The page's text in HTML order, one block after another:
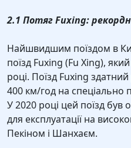
2.1 Потяг Fuxing:
Найшвидшим поїздом в
поїзд Fuxing (Fu Xing),
році. Поїзд Fuxing
400 км/год на спеціально
У 2020 році цей поїзд був
для експлуатації на
Пекіном і Шанхаєм.